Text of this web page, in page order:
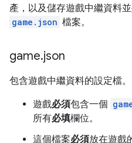
產，以及儲存遊戲中繼資料
game.json 檔案。
game.json
包含遊戲中繼資料的設定檔。
遊戲必須包含一個
所有必填欄位。
這個檔案必須放在遊戲